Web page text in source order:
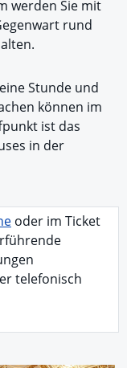
werden Sie mit
rund
Stunde und
können im
ist das
in der
oder im Ticket
telefonisch